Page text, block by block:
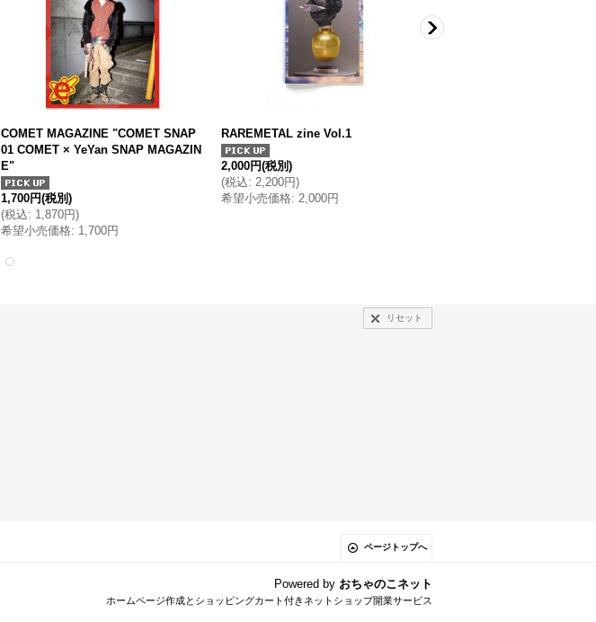
COMET MAGAZINE "COMET SNAP
01 COMET × YeYan SNAP MAGAZIN
E"
1,700円(税別)
(税込: 1,870円)
希望小売価格: 1,700円
RAREMETAL zine Vol.1
2,000円(税別)
(税込: 2,200円)
希望小売価格: 2,000円
リセット
ページトップへ
Powered by おちゃのこネット
ホームページ作成とショッピングカート付きネットショップ開業サービス